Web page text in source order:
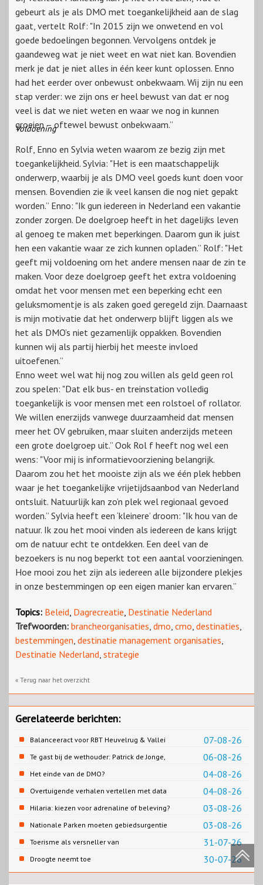
gebeurt als je als DMO met toegankelijkheid aan de slag
gaat, vertelt Rolf: "In 2015 zijn we onwetend en vol
goede bedoelingen begonnen. Vervolgens ontdek je
gaandeweg wat je niet weet en wat niet kan. Bovendien
merk je dat je niet alles in één keer kunt oplossen. Enno
had het eerder over onbewust onbekwaam. Wij zijn nu een
stap verder: we zijn ons er heel bewust van dat er nog
veel is dat we niet weten en waar we nog in kunnen
groeien – oftewel bewust onbekwaam.”
Voldoening
Rolf, Enno en Sylvia weten waarom ze bezig zijn met
toegankelijkheid. Sylvia: "Het is een maatschappelijk
onderwerp, waarbij je als DMO veel goeds kunt doen voor
mensen. Bovendien zie ik veel kansen die nog niet gepakt
worden.” Enno: "Ik gun iedereen in Nederland een vakantie
zonder zorgen. De doelgroep heeft in het dagelijks leven
al genoeg te maken met beperkingen. Daarom gun ik juist
hen een vakantie waar ze zich kunnen opladen.” Rolf: "Het
geeft mij voldoening om het andere mensen naar de zin te
maken. Voor deze doelgroep geeft het extra voldoening
omdat het voor mensen met een beperking echt een
geluksmomentje is als zaken goed geregeld zijn. Daarnaast
is mijn motivatie dat het onderwerp blijft liggen als we
het als DMO’s niet gezamenlijk oppakken. Bovendien
kunnen wij als partij hierbij het meeste invloed
uitoefenen.”
Enno weet wel wat hij nog zou willen als geld geen rol
zou spelen: "Dat elk bus- en treinstation volledig
toegankelijk is voor mensen met een rolstoel of rollator.
We willen enerzijds vanwege duurzaamheid dat mensen
meer het OV gebruiken, maar sluiten anderzijds meteen
een grote doelgroep uit.” Ook Rol f heeft nog wel een
wens: "Voor mij is informatievoorziening belangrijk.
Daarom zou het het mooiste zijn als we één plek hebben
waar je het toegankelijke vrijetijdsaanbod van Nederland
ontsluit. Natuurlijk kan zo’n plek wel regionaal gevoed
worden.” Sylvia heeft een ‘kleinere’ droom: "Ik hou van de
natuur. Ik zou het mooi vinden als iedereen de kans krijgt
om de natuur echt te ontdekken. Een deel van de
bezoekers is nu nog beperkt tot een aantal voorzieningen.
Hoe mooi zou het zijn als iedereen alle bijzondere plekjes
in onze bestemmingen op een eigen manier kan ervaren.”
Topics: Beleid, Dagrecreatie, Destinatie Nederland
Trefwoorden: brancheorganisaties, dmo, cmo, destinaties,
bestemmingen, destinatie management organisaties,
Destinatie Nederland, strategie
« Terug naar het overzicht
Gerelateerde berichten:
07-08-26
Balanceeract voor RBT Heuvelrug & Vallei
06-08-26
Te gast bij de wethouder: Patrick de Jonge,
Gemeente Emmen
04-08-26
Het einde van de DMO?
04-08-26
Overtuigende verhalen vertellen met data
03-08-26
Hilaria: kiezen voor adrenaline of beleving?
03-08-26
Nationale Parken moeten gebiedsurgentie
en beleidsurgentie verbinden
31-07-26
Toerisme als versneller van
retailtransformatie in Europese
binnensteden
30-07-26
Droogte neemt toe